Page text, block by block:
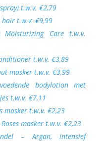
t.w.v. €2,79
hair t.w.v. €9,99
Moisturizing Care t.w.v.
t.w.v. €3,89
masker t.w.v. €3,99
bodylotion met
t.w.v. €7,11
masker t.w.v. €2,23
masker t.w.v. €2,23
– Argan, intensief